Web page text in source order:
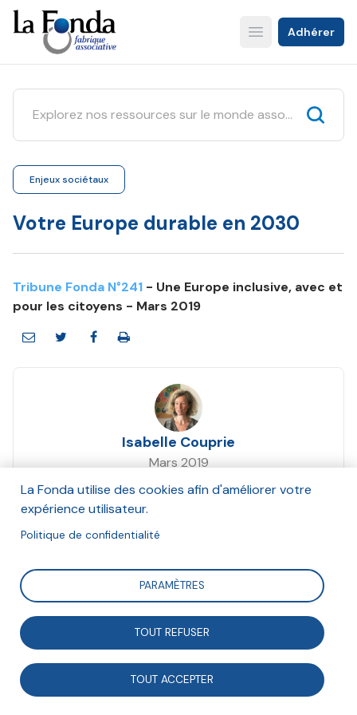
Aller
au
contenu
principal
Open main menu
Adhérer
Enjeux sociétaux
Votre Europe durable en 2030
Tribune Fonda N°241 - Une Europe inclusive, avec et
pour les citoyens - Mars 2019
Isabelle Couprie
Mars 2019
Un exercice participatif inédit de consultations
citoyennes a eu lieu dans les États membres de l’Union
européenne pour imaginer l’Europe de demain. En
France, des ateliers organisés par le CGDD ont mis en
évidence la préoccupation des citoyens pour une
Europe plus écologique et sociale. Cet exercice
La Fonda utilise des cookies afin d'améliorer votre
expérience utilisateur.
Politique de confidentialité
PARAMÈTRES
TOUT REFUSER
TOUT ACCEPTER